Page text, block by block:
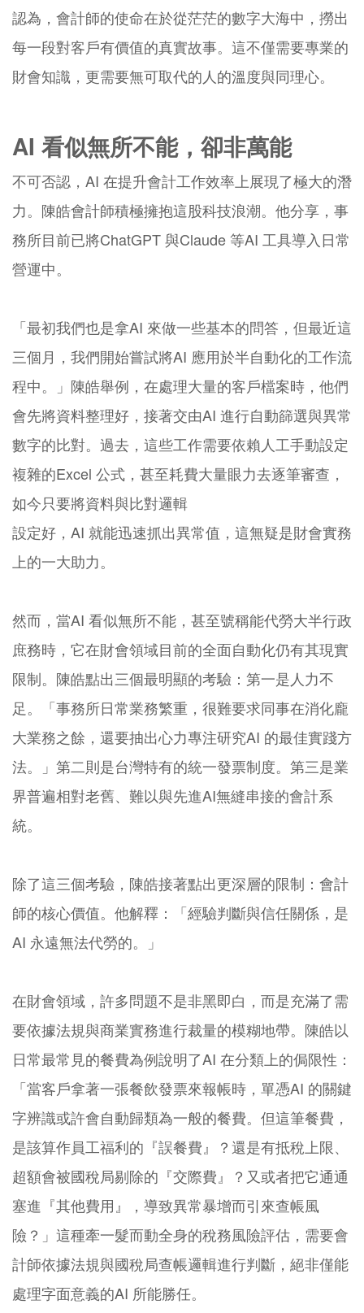
認為，會計師的使命在於從茫茫的數字大海中，撈出
每一段對客戶有價值的真實故事。這不僅需要專業的
財會知識，更需要無可取代的人的溫度與同理心。
AI 看似無所不能，卻非萬能
不可否認，AI 在提升會計工作效率上展現了極大的潛
力。陳皓會計師積極擁抱這股科技浪潮。他分享，事
務所目前已將ChatGPT 與Claude 等AI 工具導入日常
營運中。
「最初我們也是拿AI 來做一些基本的問答，但最近這
三個月，我們開始嘗試將AI 應用於半自動化的工作流
程中。」陳皓舉例，在處理大量的客戶檔案時，他們
會先將資料整理好，接著交由AI 進行自動篩選與異常
數字的比對。過去，這些工作需要依賴人工手動設定
複雜的Excel 公式，甚至耗費大量眼力去逐筆審查，
如今只要將資料與比對邏輯
設定好，AI 就能迅速抓出異常值，這無疑是財會實務
上的一大助力。
然而，當AI 看似無所不能，甚至號稱能代勞大半行政
庶務時，它在財會領域目前的全面自動化仍有其現實
限制。陳皓點出三個最明顯的考驗：第一是人力不
足。「事務所日常業務繁重，很難要求同事在消化龐
大業務之餘，還要抽出心力專注研究AI 的最佳實踐方
法。」第二則是台灣特有的統一發票制度。第三是業
界普遍相對老舊、難以與先進AI無縫串接的會計系
統。
除了這三個考驗，陳皓接著點出更深層的限制：會計
師的核心價值。他解釋：「經驗判斷與信任關係，是
AI 永遠無法代勞的。」
在財會領域，許多問題不是非黑即白，而是充滿了需
要依據法規與商業實務進行裁量的模糊地帶。陳皓以
日常最常見的餐費為例說明了AI 在分類上的侷限性：
「當客戶拿著一張餐飲發票來報帳時，單憑AI 的關鍵
字辨識或許會自動歸類為一般的餐費。但這筆餐費，
是該算作員工福利的『誤餐費』？還是有抵稅上限、
超額會被國稅局剔除的『交際費』？又或者把它通通
塞進『其他費用』，導致異常暴增而引來查帳風
險？」這種牽一髮而動全身的稅務風險評估，需要會
計師依據法規與國稅局查帳邏輯進行判斷，絕非僅能
處理字面意義的AI 所能勝任。